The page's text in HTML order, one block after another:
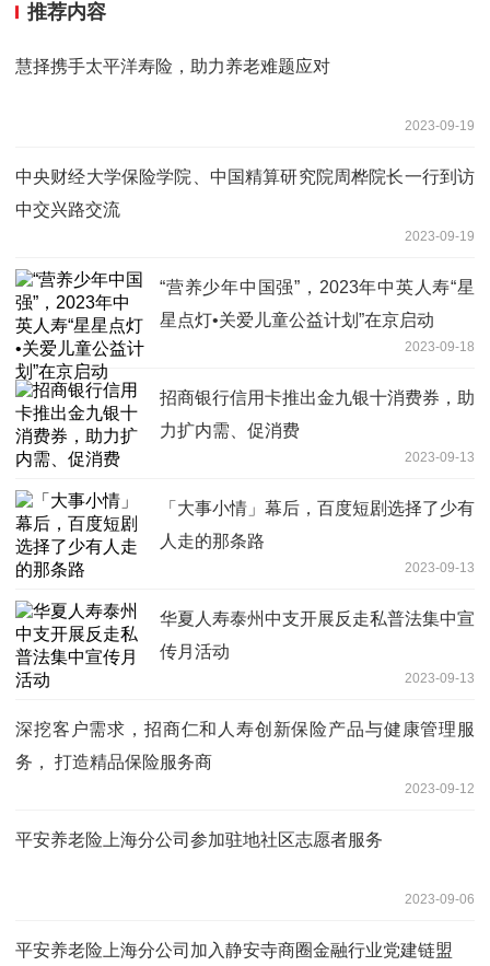
推荐内容
慧择携手太平洋寿险，助力养老难题应对
2023-09-19
中央财经大学保险学院、中国精算研究院周桦院长一行到访
中交兴路交流
2023-09-19
“营养少年中国强”，2023年中英人寿“星
星点灯•关爱儿童公益计划”在京启动
2023-09-18
招商银行信用卡推出金九银十消费券，助
力扩内需、促消费
2023-09-13
「⼤事⼩情」幕后，百度短剧选择了少有
人走的那条路
2023-09-13
华夏人寿泰州中支开展反走私普法集中宣
传月活动
2023-09-13
深挖客户需求，招商仁和人寿创新保险产品与健康管理服
务， 打造精品保险服务商
2023-09-12
平安养老险上海分公司参加驻地社区志愿者服务
2023-09-06
平安养老险上海分公司加入静安寺商圈金融行业党建链盟